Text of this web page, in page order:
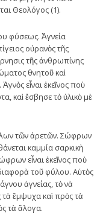
Θεολόγος (1).
φύσεως. Ἁγνεία
οὐρανὸς τῆς
τῆς ἀνθρωπίνης
θνητοῦ καὶ
εἶναι ἐκεῖνος ποὺ
καὶ ἔσβησε τὸ ὑλικὸ μὲ
τῶν ἀρετῶν. Σώφρων
καμμία σαρκικὴ
εἶναι ἐκεῖνος ποὺ
τοῦ φύλου. Αὐτὸς
ἁγνείας, τὸ νὰ
τὰ ἔμψυχα καὶ πρὸς τὰ
τὰ ἄλογα.